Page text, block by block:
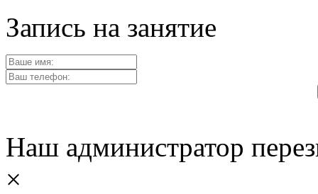
Запись на занятие
Наш администратор
×